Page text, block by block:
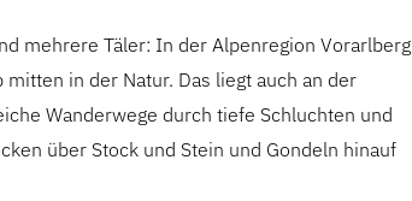
mehrere Täler: In der Alpenregion Vorarlberg
in der Natur. Das liegt auch an der
Wanderwege durch tiefe Schluchten und
über Stock und Stein und Gondeln hinauf